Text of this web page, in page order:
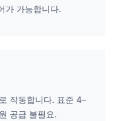
가 가능합니다.
작동합니다. 표준 4–
공급 불필요.